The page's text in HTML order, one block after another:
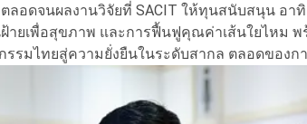
ตลอดจนผลงานวิจัยที่ SACIT ให้ทุนสนับสนุน อ
ฝ้ายเพื่อสุขภาพ และการฟื้นฟูคุณค่าเส้นใยไหม
รมไทยสู่ความยั่งยืนในระดับสากล ตลอดของก